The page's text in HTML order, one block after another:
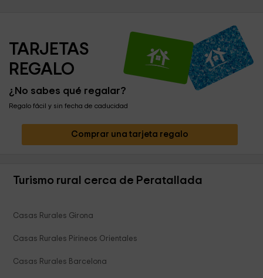
TARJETAS
REGALO
¿No sabes qué regalar?
Regalo fácil y sin fecha de caducidad
Comprar una tarjeta regalo
Turismo rural cerca de Peratallada
Casas Rurales Girona
Casas Rurales Pirineos Orientales
Casas Rurales Barcelona